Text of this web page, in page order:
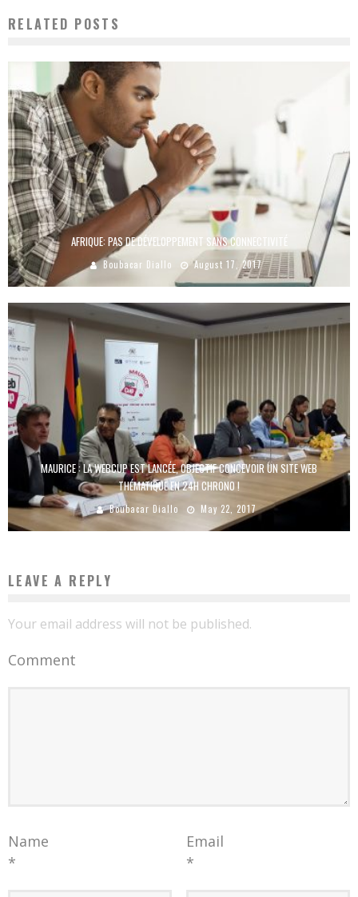
RELATED POSTS
AFRIQUE: PAS DE DÉVELOPPEMENT SANS CONNECTIVITÉ
Boubacar Diallo August 17, 2017
MAURICE : LA WEBCUP EST LANCÉE, OBJECTIF CONCEVOIR UN SITE WEB
THÉMATIQUE EN 24H CHRONO !
Boubacar Diallo May 22, 2017
LEAVE A REPLY
Your email address will not be published.
Comment
Name
*
Email
*